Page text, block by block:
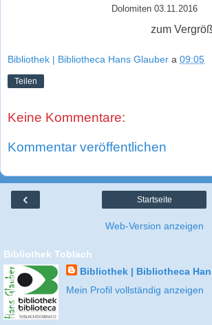
Dolomiten 03.11.2016
zum
Bibliothek | Bibliotheca Hans Glauber a 09:05
Teilen
Keine Kommentare:
Kommentar veröffentlichen
‹ Startseite
Web-Version anzeigen
Bibliothek Toblach
Bibliothek | Bibliotheca
Mein Profil vollständig anzeigen